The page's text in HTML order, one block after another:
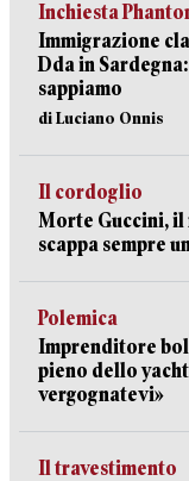
Inchiesta
Immigrazione
Dda in
sappiamo
di Luciano Onnis
Il cordoglio
Morte Guccini,
scappa sempre
Polemica
Imprenditore
pieno dello
vergognatevi»
Il travestimento